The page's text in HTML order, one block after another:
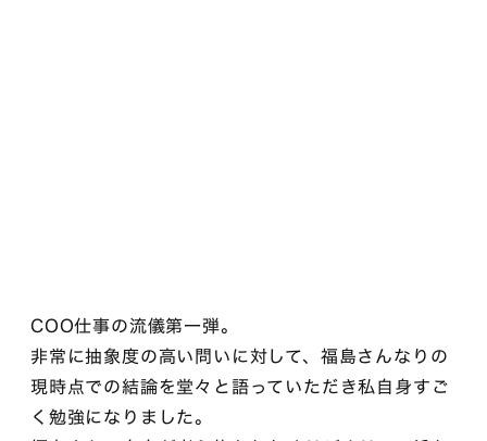
COO仕事の流儀第一弾。
非常に抽象度の高い問いに対して、福島さんなりの
現時点での結論を堂々と語っていただき私自身すご
く勉強になりました。